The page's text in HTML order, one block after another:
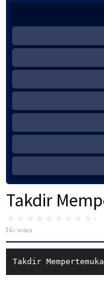
Takdir
No votes
Takdir